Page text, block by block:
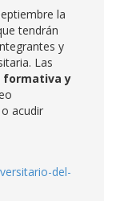
la
tendrán
y
Las
formativa y
acudir
del-